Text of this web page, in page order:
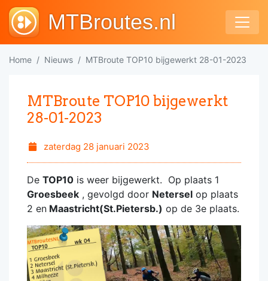
MTBroutes.nl
Home Nieuws MTBroute TOP10 bijgewerkt 28-01-2023
MTBroute TOP10 bijgewerkt
28-01-2023
zaterdag 28 januari 2023
De TOP10 is weer bijgewerkt. Op plaats 1
Groesbeek , gevolgd door Netersel op plaats
2 en Maastricht(St.Pietersb.) op de 3e plaats.